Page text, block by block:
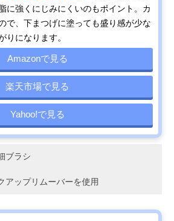
に強くにじみにくいのもポイント。カ
で、下まつげに塗っても盛り感が少な
りになります。
Amazonで見る
楽天市場で見る
Yahoo!で見る
ブラシ
アップリムーバーを使用